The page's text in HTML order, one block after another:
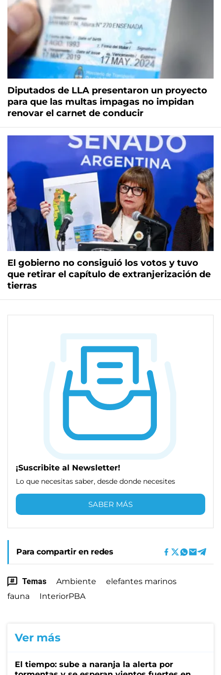
Diputados de LLA presentaron un proyecto
para que las multas impagas no impidan
renovar el carnet de conducir
El gobierno no consiguió los votos y tuvo
que retirar el capítulo de extranjerización de
tierras
¡Suscribite al Newsletter!
Lo que necesitas saber, desde donde necesites
SABER MÁS
Para compartir en redes
Temas Ambiente
elefantes marinos
fauna
InteriorPBA
Ver más
El tiempo: sube a naranja la alerta por